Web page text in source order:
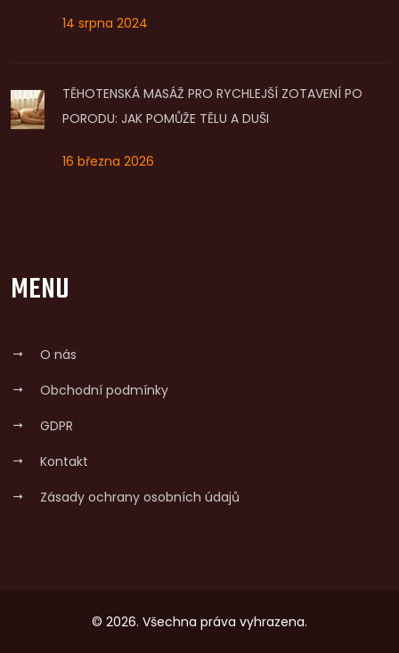
14 srpna 2024
TĚHOTENSKÁ MASÁŽ PRO RYCHLEJŠÍ ZOTAVENÍ PO
PORODU: JAK POMŮŽE TĚLU A DUŠI
16 března 2026
MENU
O nás
Obchodní podmínky
GDPR
Kontakt
Zásady ochrany osobních údajů
© 2026. Všechna práva vyhrazena.